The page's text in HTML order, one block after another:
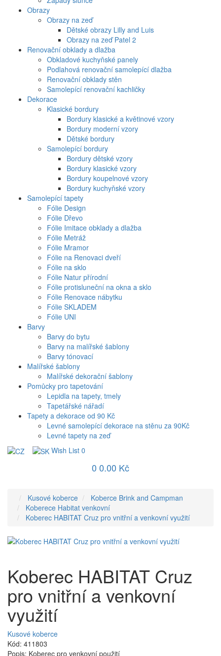
Obrazy
Obrazy na zeď
Dětské obrazy Lilly and Luis
Obrazy na zeď Patel 2
Renovační obklady a dlažba
Obkladové kuchyňské panely
Podlahová renovační samolepící dlažba
Renovační obklady stěn
Samolepící renovační kachličky
Dekorace
Klasické bordury
Bordury klasické a květinové vzory
Bordury moderní vzory
Dětské bordury
Samolepící bordury
Bordury dětské vzory
Bordury klasické vzory
Bordury koupelnové vzory
Bordury kuchyňské vzory
Samolepící tapety
Fólie Design
Fólie Dřevo
Fólie Imitace obklady a dlažba
Fólie Metráž
Fólie Mramor
Fólie na Renovaci dveří
Fólie na sklo
Fólie Natur přírodní
Fólie protisluneční na okna a sklo
Fólie Renovace nábytku
Fólie SKLADEM
Fólie UNI
Barvy
Barvy do bytu
Barvy na malířské šablony
Barvy tónovací
Malířské šablony
Malířské dekorační šablony
Pomůcky pro tapetování
Lepidla na tapety, tmely
Tapetářské nářadí
Tapety a dekorace od 90 Kč
Levné samolepící dekorace na stěnu za 90Kč
Levné tapety na zeď
Wish List 0
0 0.00 Kč
Kusové koberce
Koberce Brink and Campman
Koberece Habitat venkovní
Koberec HABITAT Cruz pro vnitřní a venkovní využití
Koberec HABITAT Cruz
pro vnitřní a venkovní
využití
Kusové koberce
Kód: 411803
Popis: Koberec pro venkovní použití